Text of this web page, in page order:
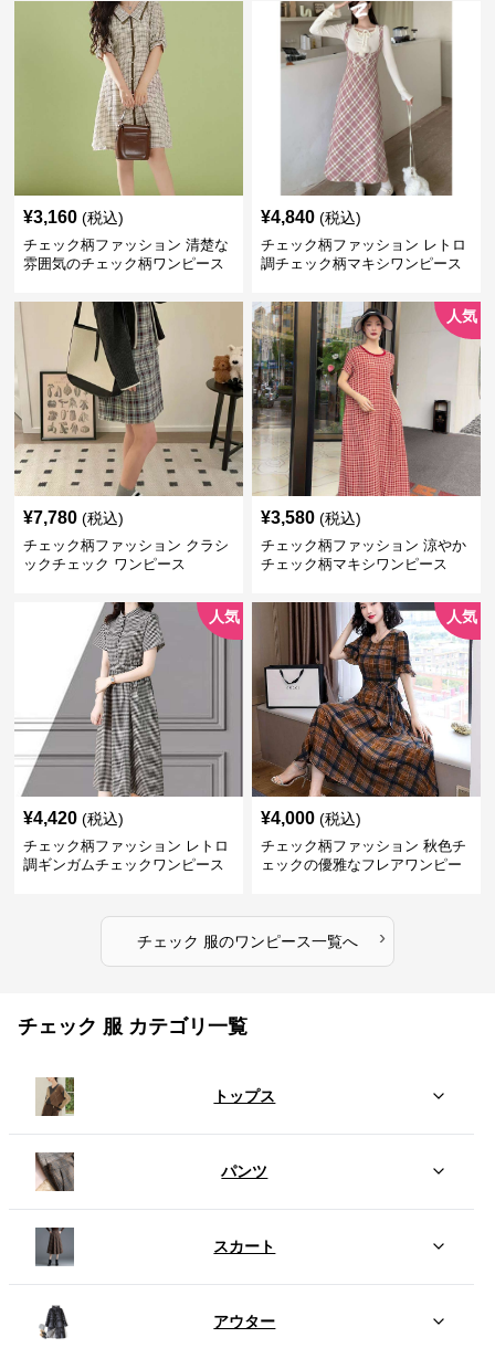
¥3,160 (税込)
チェック柄ファッション 清楚な
雰囲気のチェック柄ワンピース
¥4,840 (税込)
チェック柄ファッション レトロ
調チェック柄マキシワンピース
¥7,780 (税込)
チェック柄ファッション クラシ
ックチェック ワンピース
人気
¥3,580 (税込)
チェック柄ファッション 涼やか
チェック柄マキシワンピース
人気
¥4,420 (税込)
チェック柄ファッション レトロ
調ギンガムチェックワンピース
人気
¥4,000 (税込)
チェック柄ファッション 秋色チ
ェックの優雅なフレアワンピー
チェック 服のワンピース一覧へ ›
チェック 服 カテゴリ一覧
トップス
パンツ
スカート
アウター